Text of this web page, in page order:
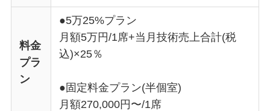
料金
プラ
ン
●5万25%プラン
月額5万円/1席+当月技術売上合計(税
込)×25％
●固定料金プラン(半個室)
月額270,000円〜/1席